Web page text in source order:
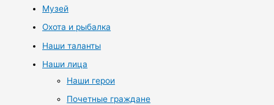
Музей
Охота и рыбалка
Наши таланты
Наши лица
Наши герои
Почетные граждане